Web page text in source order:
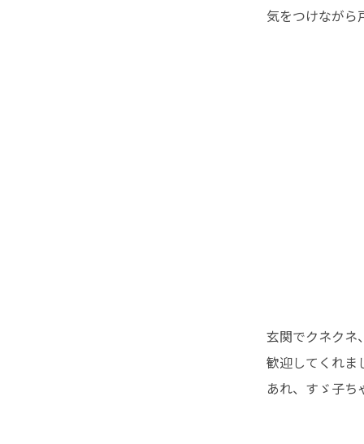
気をつけながら
玄関でクネク
歓迎してくれま
あれ、すゞ子ち